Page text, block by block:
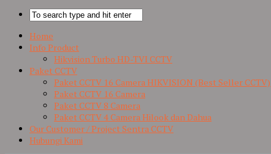
Home
Info Product
Hikvision Turbo HD-TVI CCTV
Paket CCTV
Paket CCTV 16 Camera HIKVISION (Best Seller CCTV)
Paket CCTV 16 Camera
Paket CCTV 8 Camera
Paket CCTV 4 Camera Hilook dan Dahua
Our Customer / Project Sentra CCTV
Hubungi Kami